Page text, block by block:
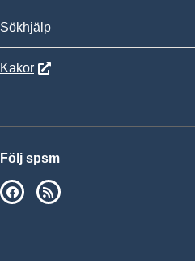
Sökhjälp
Kakor
Följ spsm
SPSM på Facebook